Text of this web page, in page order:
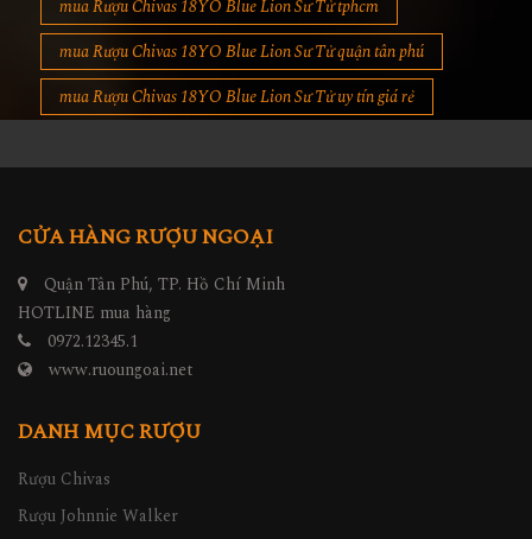
mua Rượu Chivas 18YO Blue Lion Sư Tử tphcm
mua Rượu Chivas 18YO Blue Lion Sư Tử quận tân phú
mua Rượu Chivas 18YO Blue Lion Sư Tử uy tín giá rẻ
CỬA HÀNG RƯỢU NGOẠI
Quận Tân Phú, TP. Hồ Chí Minh
HOTLINE mua hàng
0972.12345.1
www.ruoungoai.net
DANH MỤC RƯỢU
Rượu Chivas
Rượu Johnnie Walker